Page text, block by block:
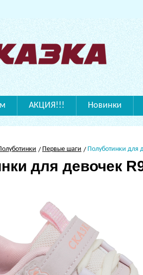
АКЦИЯ!!! Новинки
Первые шаги Полуботинки для
для девочек